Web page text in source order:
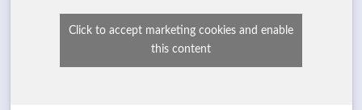
Click to accept marketing cookies and enable
this content